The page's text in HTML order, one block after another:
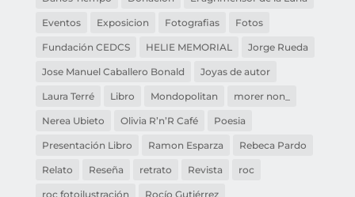
Eventos Exposicion Fotografias Fotos
Fundación CEDCS HELIE MEMORIAL Jorge Rueda
Jose Manuel Caballero Bonald Joyas de autor
Laura Terré Libro Mondopolitan morer non_
Nerea Ubieto Olivia R’n’R Café Poesia
Presentación Libro Ramon Esparza Rebeca Pardo
Relato Reseña retrato Revista roc
roc fotoilustración Rocío Gutiérrez